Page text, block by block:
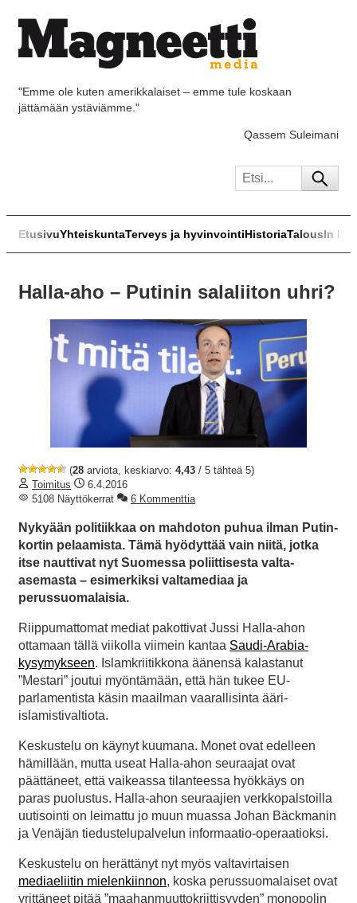
"Emme ole kuten amerikkalaiset – emme tule koskaan
jättämään ystäviämme."
Qassem Suleimani
EtusivuYhteiskuntaTerveys ja hyvinvointiHistoriaTalousIn
Halla-aho – Putinin salaliiton uhri?
(28 arviota, keskiarvo: 4,43 / 5 tähteä 5)
Toimitus
6.4.2016
5108 Näyttökerrat
6 Kommenttia
Nykyään politiikkaa on mahdoton puhua ilman Putin-
kortin pelaamista. Tämä hyödyttää vain niitä, jotka
itse nauttivat nyt Suomessa poliittisesta valta-
asemasta – esimerkiksi valtamediaa ja
perussuomalaisia.
Riippumattomat mediat pakottivat Jussi Halla-ahon
ottamaan tällä viikolla viimein kantaa Saudi-Arabia-
kysymykseen. Islamkriitikkona äänensä kalastanut
”Mestari” joutui myöntämään, että hän tukee EU-
parlamentista käsin maailman vaarallisinta ääri-
islamistivaltiota.
Keskustelu on käynyt kuumana. Monet ovat edelleen
hämillään, mutta useat Halla-ahon seuraajat ovat
päättäneet, että vaikeassa tilanteessa hyökkäys on
paras puolustus. Halla-ahon seuraajien verkkopalstoilla
uutisointi on leimattu jo muun muassa Johan Bäckmanin
ja Venäjän tiedustelupalvelun informaatio-operaatioksi.
Keskustelu on herättänyt nyt myös valtavirtaisen
mediaeliitin mielenkiinnon, koska perussuomalaiset ovat
yrittäneet pitää ”maahanmuuttokriittisyyden” monopolin